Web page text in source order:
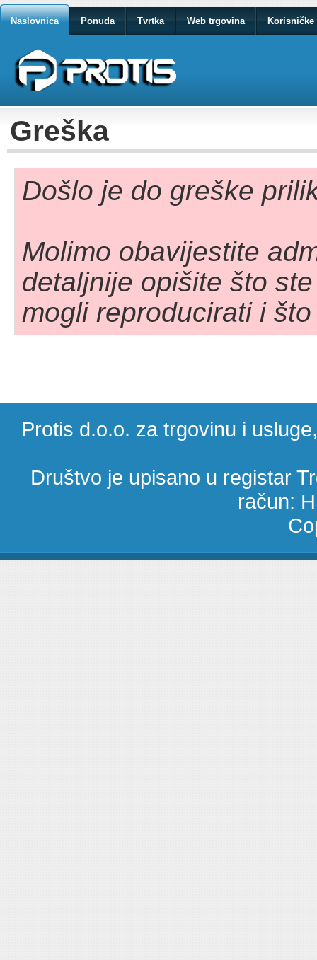
Naslovnica Ponuda Tvrtka Web trgovina Korisničke
Greška
Došlo je do greške
Molimo obavijestite
detaljnije opišite što
mogli reproducirati i
Protis d.o.o. za trgovinu i
Društvo je upisano u registar
račun: